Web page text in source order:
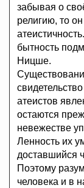
забывая о
религию, то
бытность
Ницше.
атеистов
остаются
невежестве
Ленность их
доставшийся
Поэтому
человека и в